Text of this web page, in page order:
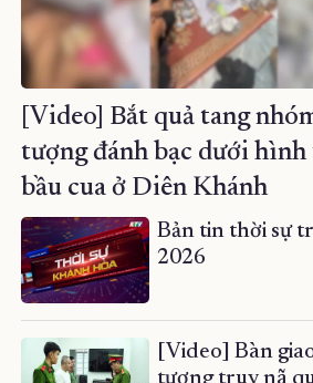
[Video] Bắt quả tang
tượng đánh bạc dưới hình
bầu cua ở Diên Khánh
Bản tin thời sự
2026
[Video] Bàn
tượng truy nã